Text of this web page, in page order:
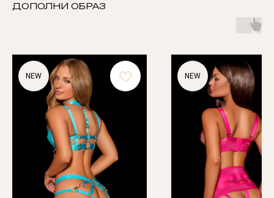
ДОПОЛНИ ОБРАЗ
NEW NEW